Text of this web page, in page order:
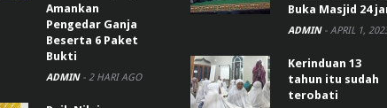
Amankan
Pengedar Ganja
Beserta 6 Paket
Bukti
ADMIN - 2 HARI AGO
Buka Masjid 24
ADMIN - APRIL 1,
Kerinduan 13
tahun itu sudah
terobati